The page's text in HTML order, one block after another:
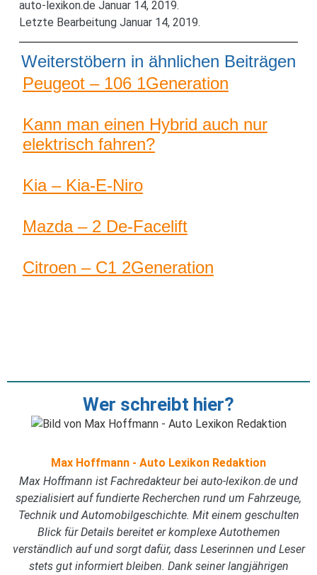
auto-lexikon.de Januar 14, 2019.
Letzte Bearbeitung Januar 14, 2019.
Weiterstöbern in ähnlichen Beiträgen
Peugeot – 106 1Generation
Kann man einen Hybrid auch nur
elektrisch fahren?
Kia – Kia-E-Niro
Mazda – 2 De-Facelift
Citroen – C1 2Generation
Wer schreibt hier?
Max Hoffmann - Auto Lexikon Redaktion
Max Hoffmann ist Fachredakteur bei auto-lexikon.de und
spezialisiert auf fundierte Recherchen rund um Fahrzeuge,
Technik und Automobilgeschichte. Mit einem geschulten
Blick für Details bereitet er komplexe Autothemen
verständlich auf und sorgt dafür, dass Leserinnen und Leser
stets gut informiert bleiben. Dank seiner langjährigen